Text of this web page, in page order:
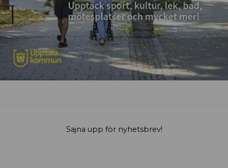
Sajna upp för nyhetsbrev!